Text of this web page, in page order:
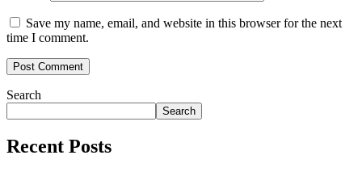
Save my name, email, and website in this browser for the next
time I comment.
Search
Search
Recent Posts